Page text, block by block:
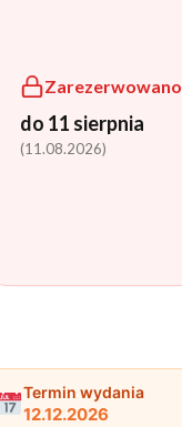
Zarezerwowano
do 11 sierpnia
(11.08.2026)
Termin wydania
12.12.2026